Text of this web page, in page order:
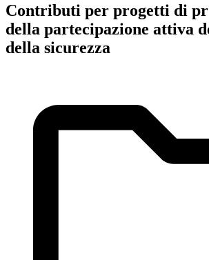
Contributi per progetti di
della partecipazione attiva
della sicurezza